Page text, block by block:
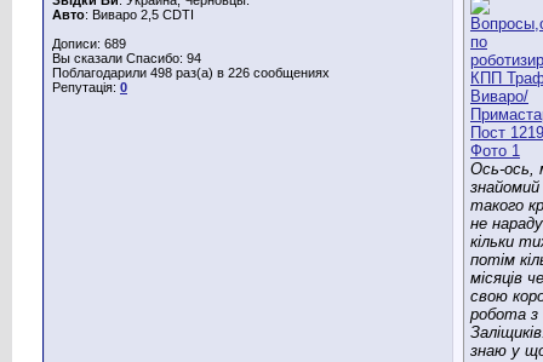
Авто: Виваро 2,5 CDTI
Дописи: 689
Вы сказали Спасибо: 94
Поблагодарили 498 раз(а) в 226 сообщениях
Репутація: 0
Ось-ось,
знайомий
такого
не
кільки
потім
місяців
свою
робота з
знаю у